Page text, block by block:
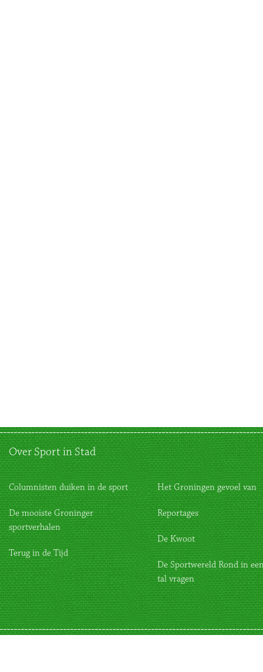
Over Sport in Stad
Columnisten duiken in de sport
De mooiste Groninger
sportverhalen
Terug in de Tijd
Het Groningen gevoel van
Reportages
De Kwoot
De Sportwereld Rond in
tal vragen